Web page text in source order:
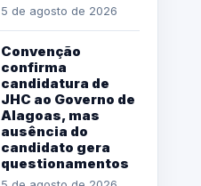
5 de agosto de 2026
Convenção
confirma
candidatura de
JHC ao Governo de
Alagoas, mas
ausência do
candidato gera
questionamentos